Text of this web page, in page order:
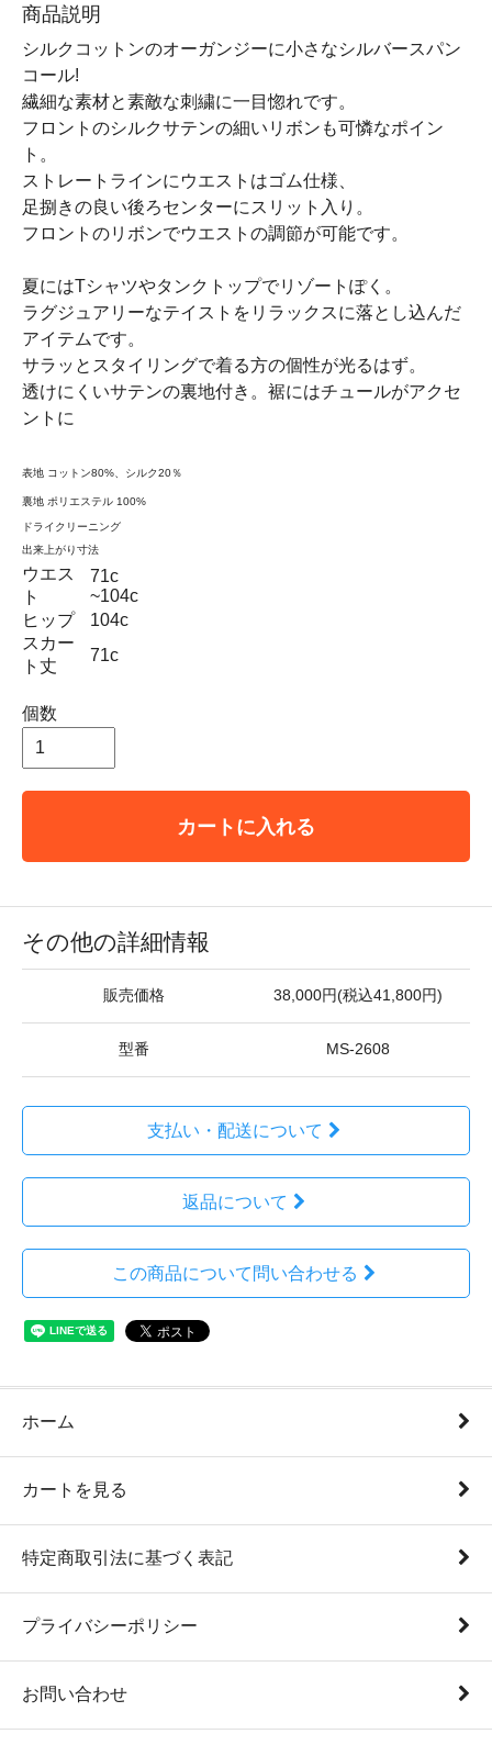
商品説明
シルクコットンのオーガンジーに小さなシルバースパン
コール!
繊細な素材と素敵な刺繍に一目惚れです。
フロントのシルクサテンの細いリボンも可憐なポイン
ト。
ストレートラインにウエストはゴム仕様、
足捌きの良い後ろセンターにスリット入り。
フロントのリボンでウエストの調節が可能です。
夏にはTシャツやタンクトップでリゾートぽく。
ラグジュアリーなテイストをリラックスに落とし込んだ
アイテムです。
サラッとスタイリングで着る方の個性が光るはず。
透けにくいサテンの裏地付き。裾にはチュールがアクセ
ントに
表地 コットン80%、シルク20％
裏地 ポリエステル 100%
ドライクリーニング
出来上がり寸法
ウエス
ト
71c
~104c
ヒップ
104c
スカー
ト丈
71c
個数
カートに入れる
その他の詳細情報
販売価格 38,000円(税込41,800円)
型番 MS-2608
支払い・配送について
返品について
この商品について問い合わせる
ホーム
カートを見る
特定商取引法に基づく表記
プライバシーポリシー
お問い合わせ